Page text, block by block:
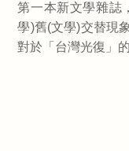
第一本新文學雜誌
學)舊(文學)交替現
對於「台灣光復」